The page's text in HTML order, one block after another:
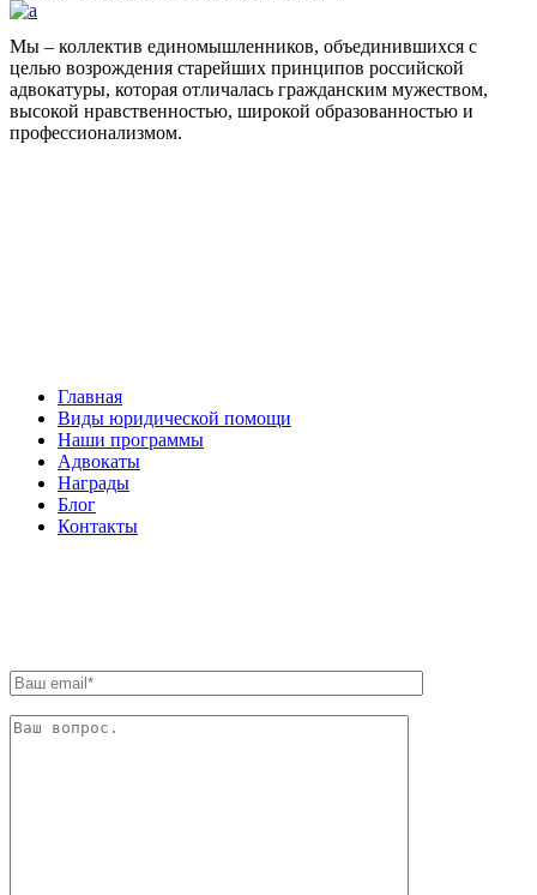
Мы – коллектив единомышленников, объединившихся с
целью возрождения старейших принципов российской
адвокатуры, которая отличалась гражданским мужеством,
высокой нравственностью, широкой образованностью и
профессионализмом.
Главная
Виды юридической помощи
Наши программы
Адвокаты
Награды
Блог
Контакты